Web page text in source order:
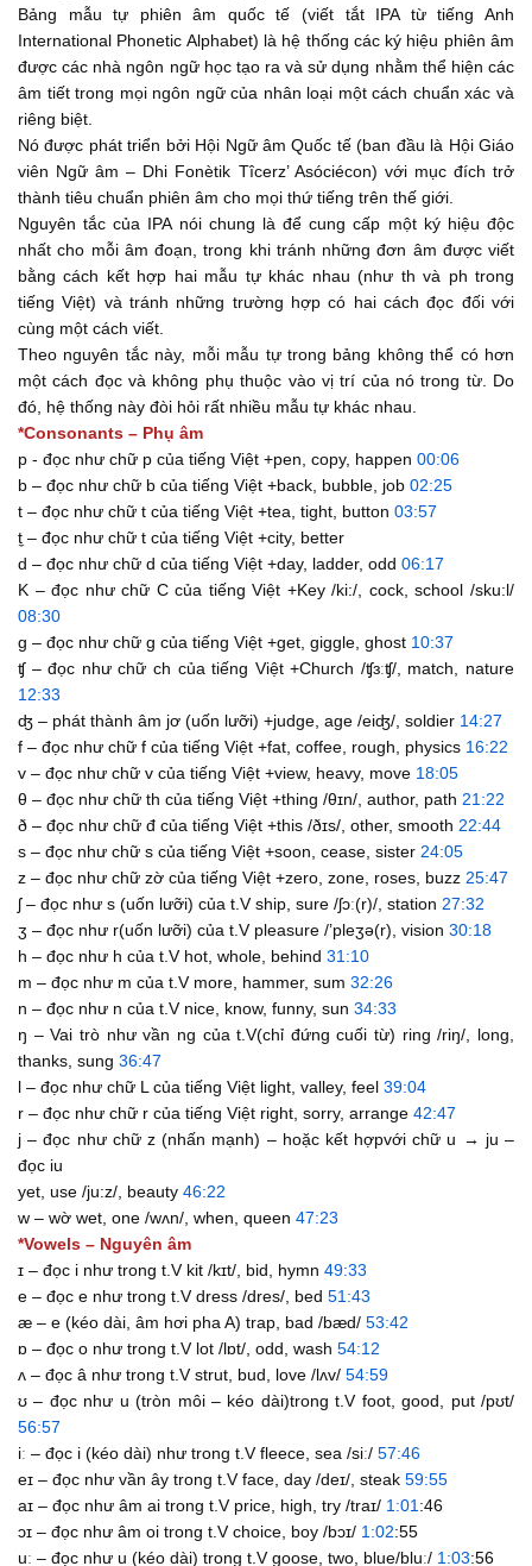
Bảng mẫu tự phiên âm quốc tế (viết tắt IPA từ tiếng Anh
International Phonetic Alphabet) là hệ thống các ký hiệu phiên âm
được các nhà ngôn ngữ học tạo ra và sử dụng nhằm thể hiện các
âm tiết trong mọi ngôn ngữ của nhân loại một cách chuẩn xác và
riêng biệt.
Nó được phát triển bởi Hội Ngữ âm Quốc tế (ban đầu là Hội Giáo
viên Ngữ âm – Dhi Fonètik Tîcerz’ Asóciécon) với mục đích trở
thành tiêu chuẩn phiên âm cho mọi thứ tiếng trên thế giới.
Nguyên tắc của IPA nói chung là để cung cấp một ký hiệu độc
nhất cho mỗi âm đoạn, trong khi tránh những đơn âm được viết
bằng cách kết hợp hai mẫu tự khác nhau (như th và ph trong
tiếng Việt) và tránh những trường hợp có hai cách đọc đối với
cùng một cách viết.
Theo nguyên tắc này, mỗi mẫu tự trong bảng không thể có hơn
một cách đọc và không phụ thuộc vào vị trí của nó trong từ. Do
đó, hệ thống này đòi hỏi rất nhiều mẫu tự khác nhau.
*Consonants – Phụ âm
p - đọc như chữ p của tiếng Việt +pen, copy, happen 00:06
b – đọc như chữ b của tiếng Việt +back, bubble, job 02:25
t – đọc như chữ t của tiếng Việt +tea, tight, button 03:57
t̼ – đọc như chữ t của tiếng Việt +city, better
d – đọc như chữ d của tiếng Việt +day, ladder, odd 06:17
K – đọc như chữ C của tiếng Việt +Key /ki:/, cock, school /sku:l/
08:30
g – đọc như chữ g của tiếng Việt +get, giggle, ghost 10:37
ʧ – đọc như chữ ch của tiếng Việt +Church /ʧɜːʧ/, match, nature
12:33
ʤ – phát thành âm jơ (uốn lưỡi) +judge, age /eiʤ/, soldier 14:27
f – đọc như chữ f của tiếng Việt +fat, coffee, rough, physics 16:22
v – đọc như chữ v của tiếng Việt +view, heavy, move 18:05
θ – đọc như chữ th của tiếng Việt +thing /θɪn/, author, path 21:22
ð – đọc như chữ đ của tiếng Việt +this /ðɪs/, other, smooth 22:44
s – đọc như chữ s của tiếng Việt +soon, cease, sister 24:05
z – đọc như chữ zờ của tiếng Việt +zero, zone, roses, buzz 25:47
ʃ – đọc như s (uốn lưỡi) của t.V ship, sure /ʃɔː(r)/, station 27:32
ʒ – đọc như r(uốn lưỡi) của t.V pleasure /’pleʒə(r), vision 30:18
h – đọc như h của t.V hot, whole, behind 31:10
m – đọc như m của t.V more, hammer, sum 32:26
n – đọc như n của t.V nice, know, funny, sun 34:33
ŋ – Vai trò như vần ng của t.V(chỉ đứng cuối từ) ring /riŋ/, long,
thanks, sung 36:47
l – đọc như chữ L của tiếng Việt light, valley, feel 39:04
r – đọc như chữ r của tiếng Việt right, sorry, arrange 42:47
j – đọc như chữ z (nhấn mạnh) – hoặc kết hợpvới chữ u → ju –
đọc iu
yet, use /ju:z/, beauty 46:22
w – wờ wet, one /wʌn/, when, queen 47:23
*Vowels – Nguyên âm
ɪ – đọc i như trong t.V kit /kɪt/, bid, hymn 49:33
e – đọc e như trong t.V dress /dres/, bed 51:43
æ – e (kéo dài, âm hơi pha A) trap, bad /bæd/ 53:42
ɒ – đọc o như trong t.V lot /lɒt/, odd, wash 54:12
ʌ – đọc â như trong t.V strut, bud, love /lʌv/ 54:59
ʊ – đọc như u (tròn môi – kéo dài)trong t.V foot, good, put /pʊt/
56:57
iː – đọc i (kéo dài) như trong t.V fleece, sea /siː/ 57:46
eɪ – đọc như vần ây trong t.V face, day /deɪ/, steak 59:55
aɪ – đọc như âm ai trong t.V price, high, try /traɪ/ 1:01 :46
ɔɪ – đọc như âm oi trong t.V choice, boy /bɔɪ/ 1:02:55
uː – đọc như u (kéo dài) trong t.V goose, two, blue/bluː/ 1:03:56